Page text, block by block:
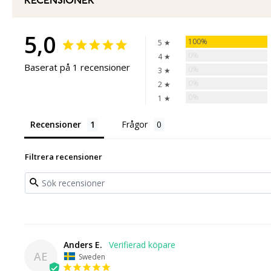
5,0
Baserat på 1 recensioner
5 ★ 100%
4 ★
3 ★
2 ★
1 ★
Recensioner Frågor
Filtrera recensioner
AE
Anders E.
Sweden